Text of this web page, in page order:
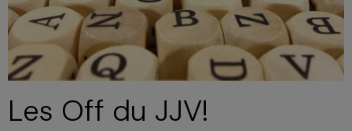
Les Off du JJV!